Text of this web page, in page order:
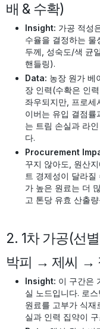
배 & 수확)
Insight: 가공 적성
수율을 결정하는 물
두께, 성숙도/색 균
핸들링).
Data: 농장 원가 베
장 인력(수확은 인
좌우되지만, 프로세
이버는 유입 결점률
는 트림 손실과 라
다.
Procurement
꾸지 않아도, 원산
트 경제성이 달라질
가 높은 원료는 더
고 톤당 유효 산출
2. 1차 가공(선
박피 → 제씨 →
Insight: 이 구간은
실 노드입니다. 로
원료를 고부가 식재
실과 인력 집약이